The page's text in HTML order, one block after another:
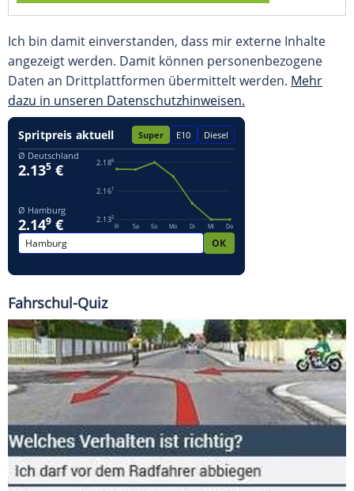
Ich bin damit einverstanden, dass mir externe Inhalte
angezeigt werden. Damit können personenbezogene
Daten an Drittplattformen übermittelt werden. Mehr
dazu in unseren Datenschutzhinweisen.
Fahrschul-Quiz